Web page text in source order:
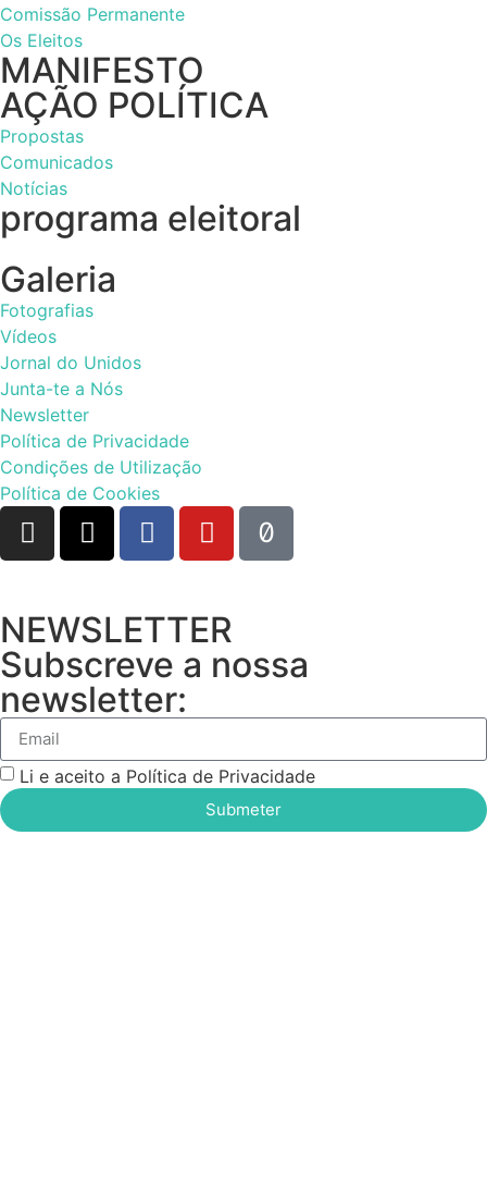
Comissão Permanente
Os Eleitos
MANIFESTO
AÇÃO POLÍTICA
Propostas
Comunicados
Notícias
programa eleitoral
Galeria
Fotografias
Vídeos
Jornal do Unidos
Junta-te a Nós
Newsletter
Política de Privacidade
Condições de Utilização
Política de Cookies
NEWSLETTER
Subscreve a nossa
newsletter:
Li e aceito a Política de Privacidade
Submeter